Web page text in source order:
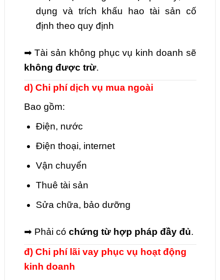
dụng và trích khấu hao tài sản cố
định theo quy định
➡ Tài sản không phục vụ kinh doanh sẽ
không được trừ.
d) Chi phí dịch vụ mua ngoài
Bao gồm:
Điện, nước
Điện thoại, internet
Vận chuyển
Thuê tài sản
Sửa chữa, bảo dưỡng
➡ Phải có chứng từ hợp pháp đầy đủ.
đ) Chi phí lãi vay phục vụ hoạt động
kinh doanh